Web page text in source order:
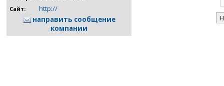
Сайт:
http://
направить сообщение
компании